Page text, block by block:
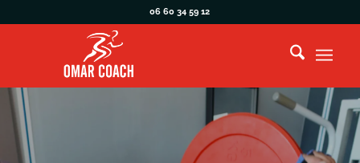
06 60 34 59 12